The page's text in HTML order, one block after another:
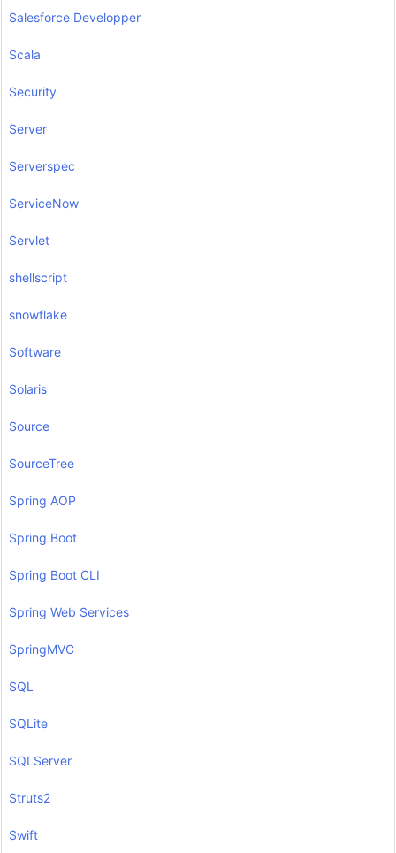
Salesforce Developper
Scala
Security
Server
Serverspec
ServiceNow
Servlet
shellscript
snowflake
Software
Solaris
Source
SourceTree
Spring AOP
Spring Boot
Spring Boot CLI
Spring Web Services
SpringMVC
SQL
SQLite
SQLServer
Struts2
Swift